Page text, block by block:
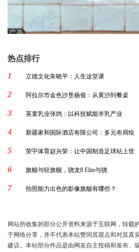
热点排行
1
立德文化朱晓平：人生这堂课
2 阿拉尔市金色沙垦杨俊：从黄沙到餐桌
3 英童乳业张鸽：以科技赋能羊乳产业
4 新疆家和国际酒店有限公司：多元布局绘
5 荣宇体育赵兴荣：让中国制造足球站上世
6 旗舰与轻旗舰，骁龙8 Elite与骁
7 拍照能力出色的影像旗舰有哪些？
网站所收集的部分公开资料来源于互联网，转载
于网络分享，并不代表本站赞同其观点和对其真
建议。本站部分作品是由网友自主投稿和发布、